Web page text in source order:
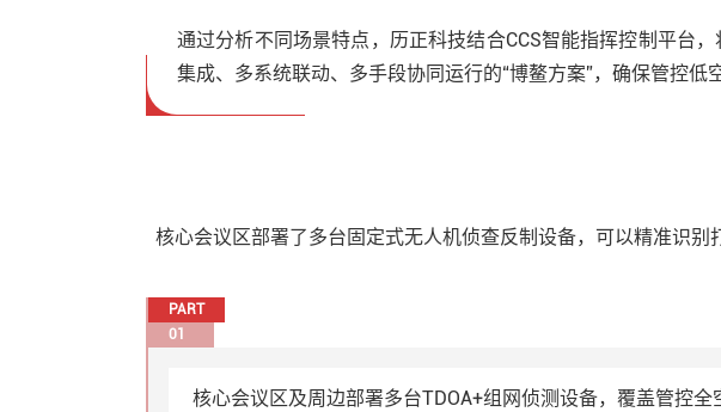
通过分析不同场景特点，历正科技结合CCS智能指挥控制平台
集成、多系统联动、多手段协同运行的“博鳌方案”，确保管控低
核心会议区部署了多台固定式无人机侦查反制设备，可以精准识
PART
01
核心会议区及周边部署多台TDOA+组网侦测设备，覆盖管控全